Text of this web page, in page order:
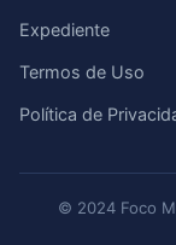
Expediente
Termos de Uso
Política de
© 2024 Foco